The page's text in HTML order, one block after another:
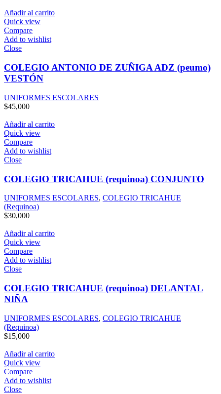
Añadir al carrito
Quick view
Compare
Add to wishlist
Close
COLEGIO ANTONIO DE ZUÑIGA ADZ (peumo)
VESTÓN
UNIFORMES ESCOLARES
$45,000
Añadir al carrito
Quick view
Compare
Add to wishlist
Close
COLEGIO TRICAHUE (requinoa) CONJUNTO
UNIFORMES ESCOLARES, COLEGIO TRICAHUE
(Requinoa)
$30,000
Añadir al carrito
Quick view
Compare
Add to wishlist
Close
COLEGIO TRICAHUE (requinoa) DELANTAL
NIÑA
UNIFORMES ESCOLARES, COLEGIO TRICAHUE
(Requinoa)
$15,000
Añadir al carrito
Quick view
Compare
Add to wishlist
Close